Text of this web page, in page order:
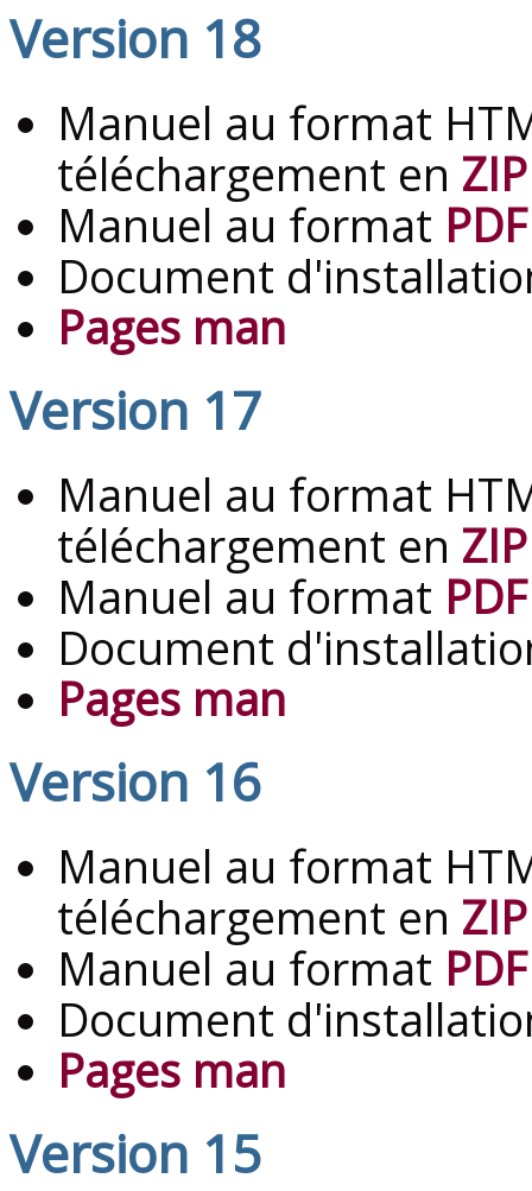
Version 18
Manuel au format
téléchargement en ZIP
Manuel au format PDF
Document
Pages man
Version 17
Manuel au format
téléchargement en ZIP
Manuel au format PDF
Document
Pages man
Version 16
Manuel au format
téléchargement en ZIP
Manuel au format PDF
Document
Pages man
Version 15